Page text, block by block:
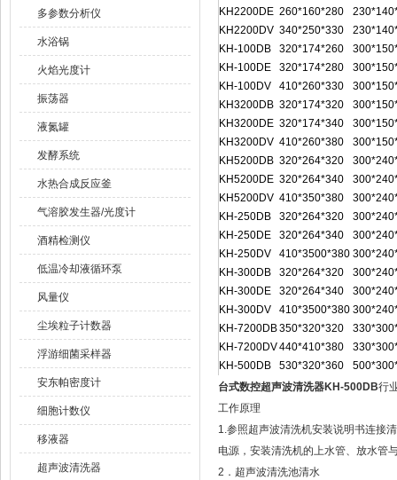
多参数分析仪
水浴锅
火焰光度计
振荡器
液氮罐
发酵系统
水热合成反应釜
气溶胶发生器/光度计
酒精检测仪
低温冷却液循环泵
风量仪
尘埃粒子计数器
浮游细菌采样器
安东帕密度计
细胞计数仪
移液器
超声波清洗器
KH2200DE 260*160*280
KH2200DV 340*250*330
KH-100DB
320*174*260
KH-100DE
320*174*280
KH-100DV
410*260*330
KH3200DB 320*174*320
KH3200DE 320*174*340
KH3200DV 410*260*380
KH5200DB 320*264*320
KH5200DE 320*264*340
KH5200DV 410*350*380
KH-250DB
320*264*320
KH-250DE
320*264*340
KH-250DV
410*3500*380
KH-300DB
320*264*320
KH-300DE
320*264*340
KH-300DV
410*3500*380
KH-7200DB350*320*320
KH-7200DV440*410*380
KH-500DB
530*320*360
台式数控超声波清洗器KH-500DB行
工作原理
1.参照超声波清洗机安装说明书连接
电源，安装清洗机的上水管、放水管
2．超声波清洗池清水